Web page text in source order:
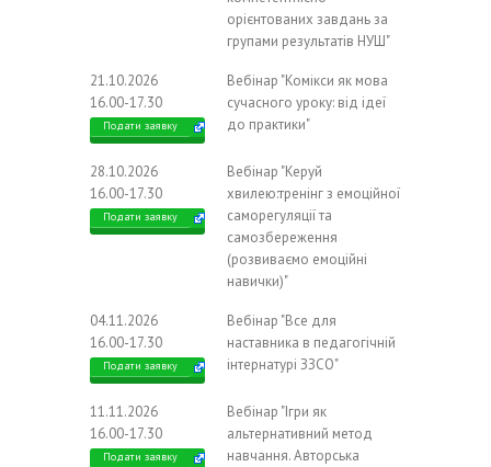
орієнтованих завдань за
групами результатів НУШ"
21.10.2026
16.00-17.30
Подати заявку
Вебінар "Комікси як мова
сучасного уроку: від ідеї
до практики"
28.10.2026
16.00-17.30
Подати заявку
Вебінар "Керуй
хвилею:тренінг з емоційної
саморегуляції та
самозбереження
(розвиваємо емоційні
навички)"
04.11.2026
16.00-17.30
Подати заявку
Вебінар "Все для
наставника в педагогічній
інтернатурі ЗЗСО"
11.11.2026
16.00-17.30
Подати заявку
Вебінар "Ігри як
альтернативний метод
навчання. Авторська